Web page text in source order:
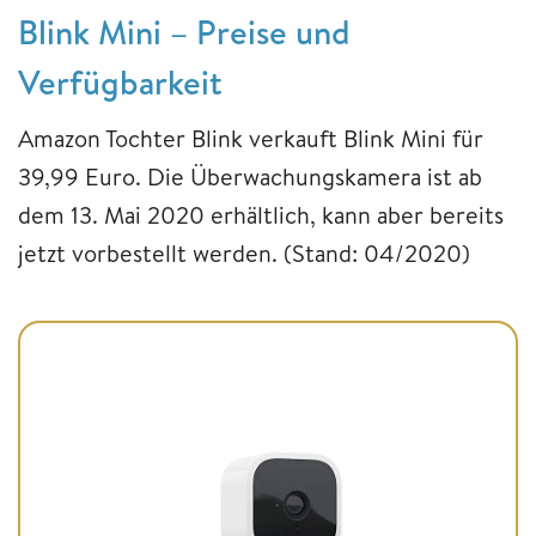
Blink Mini – Preise und
Verfügbarkeit
Amazon Tochter Blink verkauft Blink Mini für
39,99 Euro. Die Überwachungskamera ist ab
dem 13. Mai 2020 erhältlich, kann aber bereits
jetzt vorbestellt werden. (Stand: 04/2020)